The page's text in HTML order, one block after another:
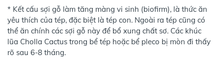
* Kết cấu sợi gỗ làm tăng màng vi sinh (biofirm), là thức ăn
yêu thích của tép, đặc biệt là tép con. Ngoài ra tép cũng có
thể ăn chính các sợi gỗ này để bổ xung chất sơ. Các khúc
lũa Cholla Cactus trong bể tép hoặc bể pleco bị mòn đi thấy
rõ sau 6-8 tháng.